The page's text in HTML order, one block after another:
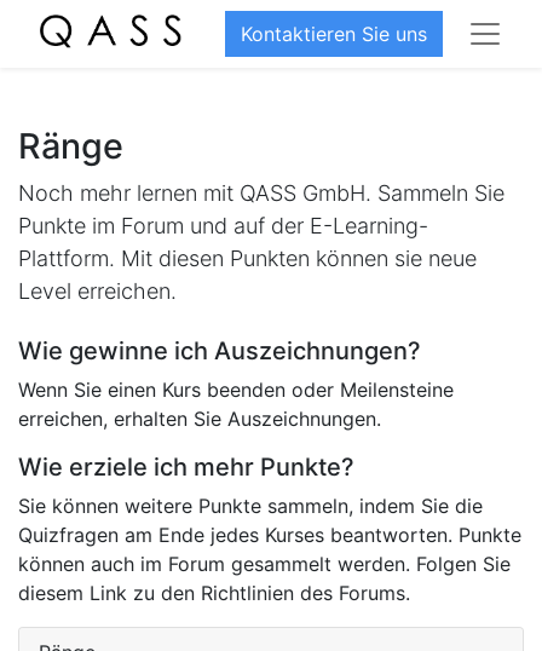
Kontaktieren Sie uns
Ränge
Noch mehr lernen mit QASS GmbH. Sammeln Sie
Punkte im Forum und auf der E-Learning-
Plattform. Mit diesen Punkten können sie neue
Level erreichen.
Wie gewinne ich Auszeichnungen?
Wenn Sie einen Kurs beenden oder Meilensteine
erreichen, erhalten Sie Auszeichnungen.
Wie erziele ich mehr Punkte?
Sie können weitere Punkte sammeln, indem Sie die
Quizfragen am Ende jedes Kurses beantworten. Punkte
können auch im Forum gesammelt werden. Folgen Sie
diesem Link zu den Richtlinien des Forums.